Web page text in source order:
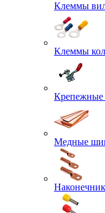
Клеммы
Клеммы
Крепежные
Медные